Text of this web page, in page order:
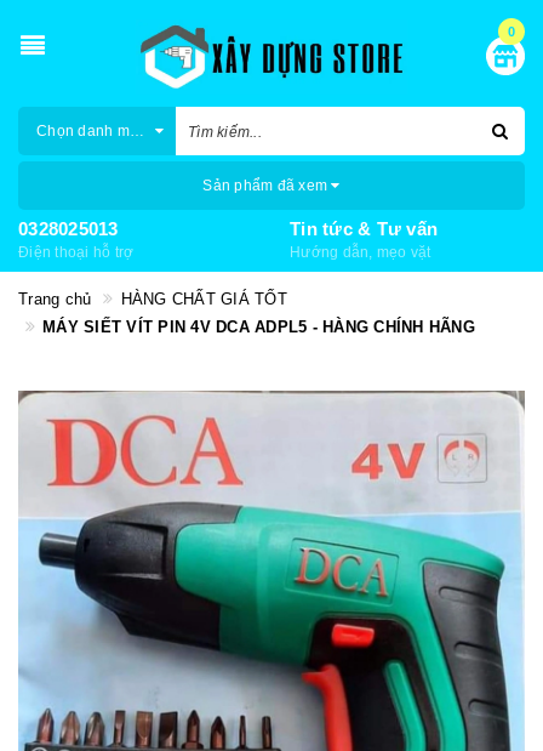
0
Chọn danh mục
Sản phẩm đã xem
0328025013
Điện thoại hỗ trợ
Tin tức & Tư vấn
Hướng dẫn, mẹo vặt
Trang chủ
HÀNG CHẤT GIÁ TỐT
MÁY SIẾT VÍT PIN 4V DCA ADPL5 - HÀNG CHÍNH HÃNG